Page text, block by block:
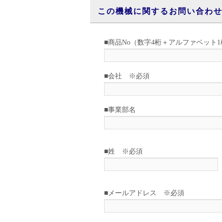
この機械に関するお問い合わせ